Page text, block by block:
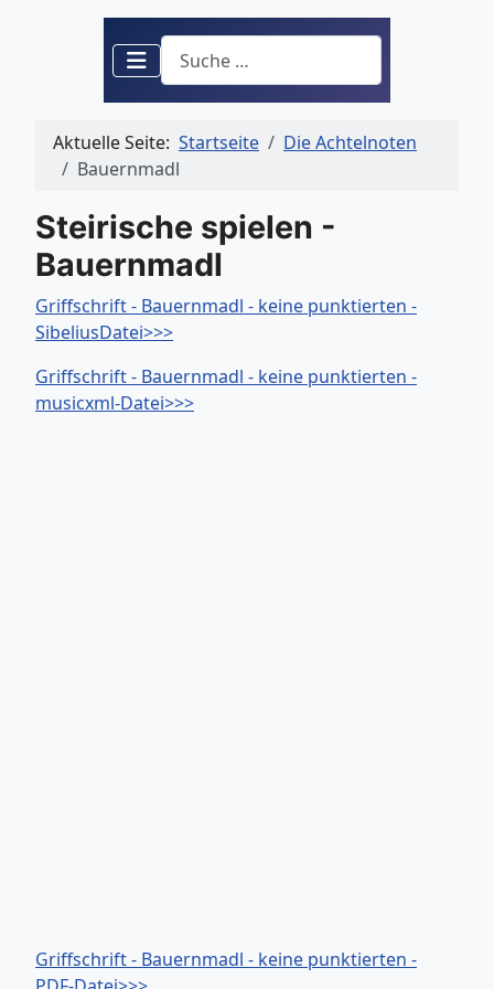
Suchen
Aktuelle Seite: Startseite
Die Achtelnoten
Bauernmadl
Steirische spielen -
Bauernmadl
Griffschrift - Bauernmadl - keine punktierten -
SibeliusDatei>>>
Griffschrift - Bauernmadl - keine punktierten -
musicxml-Datei>>>
Griffschrift - Bauernmadl - keine punktierten -